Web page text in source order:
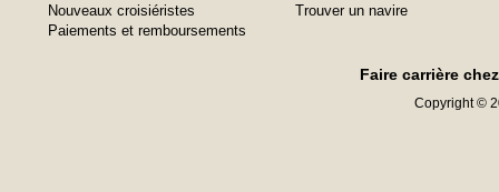
Nouveaux croisiéristes
Paiements et remboursements
Trouver un navire
Faire carrière
Copyright ©